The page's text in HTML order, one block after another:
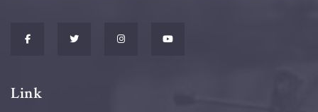
Link